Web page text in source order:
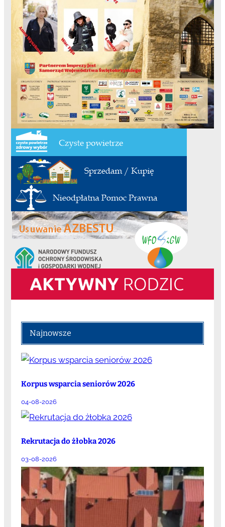
Najnowsze
Korpus wsparcia seniorów 2026
04-08-2026
Rekrutacja do żłobka 2026
03-08-2026